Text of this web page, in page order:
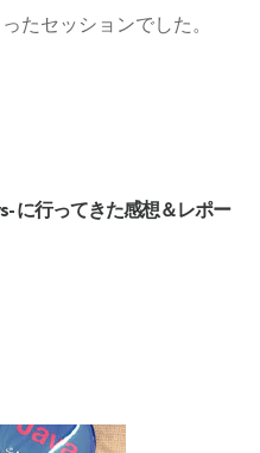
たセッションでした。
に行ってきた感想＆レポー